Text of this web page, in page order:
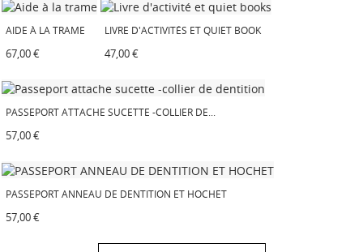
AIDE À LA TRAME
67,00 €
LIVRE D'ACTIVITÉS ET QUIET BOOK
47,00 €
PASSEPORT ATTACHE SUCETTE -COLLIER DE...
57,00 €
PASSEPORT ANNEAU DE DENTITION ET HOCHET
57,00 €